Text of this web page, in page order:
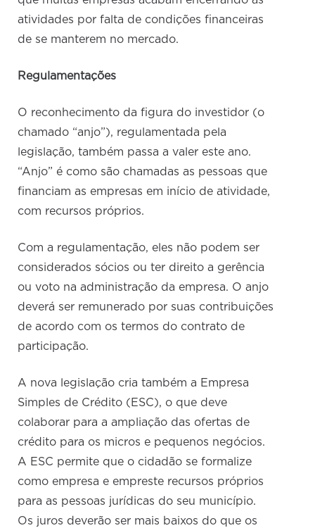
atividades por falta de condições financeiras
de se manterem no mercado.
Regulamentações
O reconhecimento da figura do investidor (o
chamado “anjo”), regulamentada pela
legislação, também passa a valer este ano.
“Anjo” é como são chamadas as pessoas que
financiam as empresas em início de atividade,
com recursos próprios.
Com a regulamentação, eles não podem ser
considerados sócios ou ter direito a gerência
ou voto na administração da empresa. O anjo
deverá ser remunerado por suas contribuições
de acordo com os termos do contrato de
participação.
A nova legislação cria também a Empresa
Simples de Crédito (ESC), o que deve
colaborar para a ampliação das ofertas de
crédito para os micros e pequenos negócios.
A ESC permite que o cidadão se formalize
como empresa e empreste recursos próprios
para as pessoas jurídicas do seu município.
Os juros deverão ser mais baixos do que os